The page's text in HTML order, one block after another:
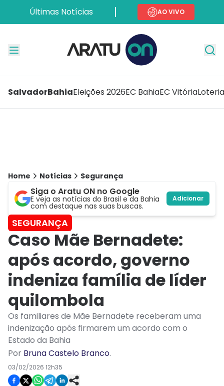
Últimas Notícias AO VIVO
SalvadorBahiaEleições 2026EC BahiaEC Vitória
Home Notícias Segurança
Siga o Aratu ON no Google
E veja as notícias do Brasil e da Bahia
com destaque nas suas buscas.
Adicionar
SEGURANÇA
Caso Mãe Bernadete:
após acordo, governo
indeniza família de líder
quilombola
Os familiares de Mãe Bernadete receberam uma
indenização após firmarem um acordo com o
Estado da Bahia
Por Bruna Castelo Branco.
03/02/2026 12h35